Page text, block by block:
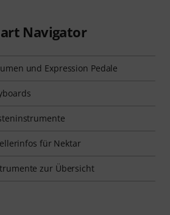
Navigator
und Expression Pedale
für Nektar
zur Übersicht